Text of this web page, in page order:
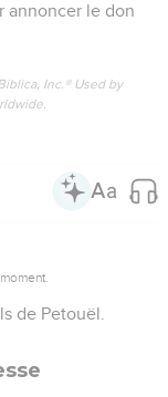
annoncer le don
Inc.® Used by
de Petouël.